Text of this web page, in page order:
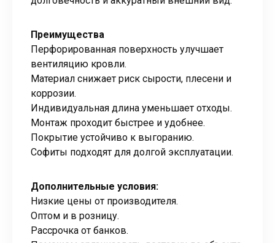
Преимущества
Перфорированная поверхность улучшает
вентиляцию кровли.
Материал снижает риск сырости, плесени и
коррозии.
Индивидуальная длина уменьшает отходы.
Монтаж проходит быстрее и удобнее.
Покрытие устойчиво к выгоранию.
Софиты подходят для долгой эксплуатации.
Дополнительные условия:
Низкие цены от производителя.
Оптом и в розницу.
Рассрочка от банков.